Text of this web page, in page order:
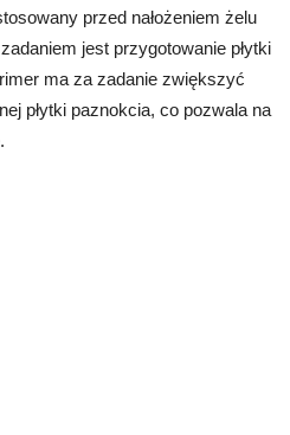
przed nałożeniem żelu
jest przygotowanie płytki
ma za zadanie zwiększyć
płytki paznokcia, co pozwala na